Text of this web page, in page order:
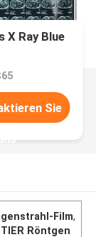
X Ray Blue
Sie
Film,
Röntgen